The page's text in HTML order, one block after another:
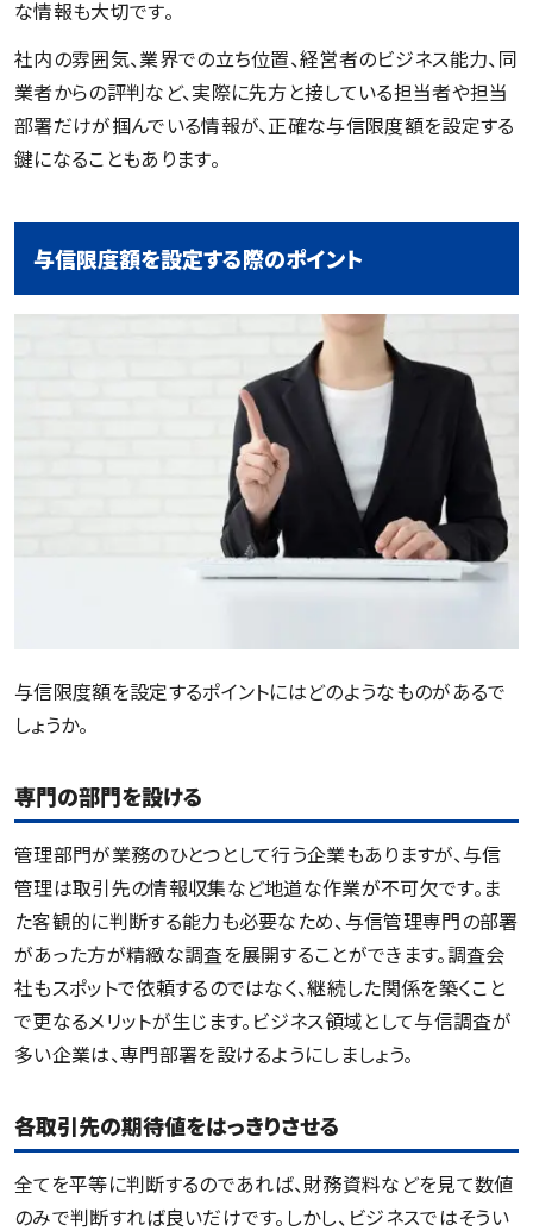
な情報も大切です。
社内の雰囲気、業界での立ち位置、経営者のビジネス能力、同
業者からの評判など、実際に先方と接している担当者や担当
部署だけが掴んでいる情報が、正確な与信限度額を設定する
鍵になることもあります。
与信限度額を設定する際のポイント
与信限度額を設定するポイントにはどのようなものがあるで
しょうか。
専門の部門を設ける
管理部門が業務のひとつとして行う企業もありますが、与信
管理は取引先の情報収集など地道な作業が不可欠です。ま
た客観的に判断する能力も必要なため、与信管理専門の部署
があった方が精緻な調査を展開することができます。調査会
社もスポットで依頼するのではなく、継続した関係を築くこと
で更なるメリットが生じます。ビジネス領域として与信調査が
多い企業は、専門部署を設けるようにしましょう。
各取引先の期待値をはっきりさせる
全てを平等に判断するのであれば、財務資料などを見て数値
のみで判断すれば良いだけです。しかし、ビジネスではそうい